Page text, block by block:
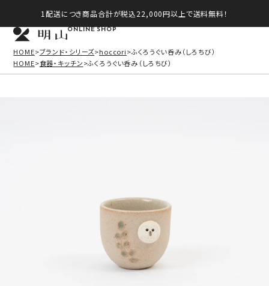
1配送につき商品合計が税込22,000円以上で送料無料！
ONLINE SHOP
HOME ブランド・シリーズ hoccori
ふくろうぐい呑み（しろちび）
HOME 食器・キッチン ふくろうぐい呑み（しろちび）